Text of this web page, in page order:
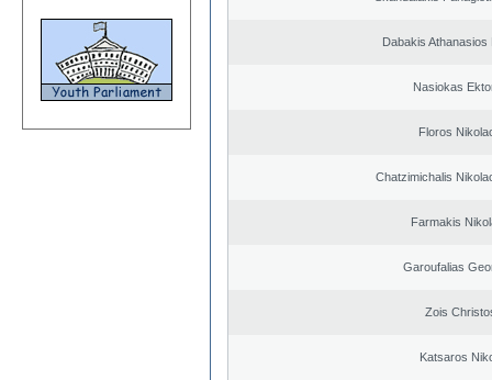
Dabakis Athanasios
Nasiokas
Floros
Chatzimichalis
Farmakis
Garoufalias
Zois
Katsaros